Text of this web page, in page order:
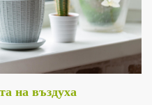
на въздуха